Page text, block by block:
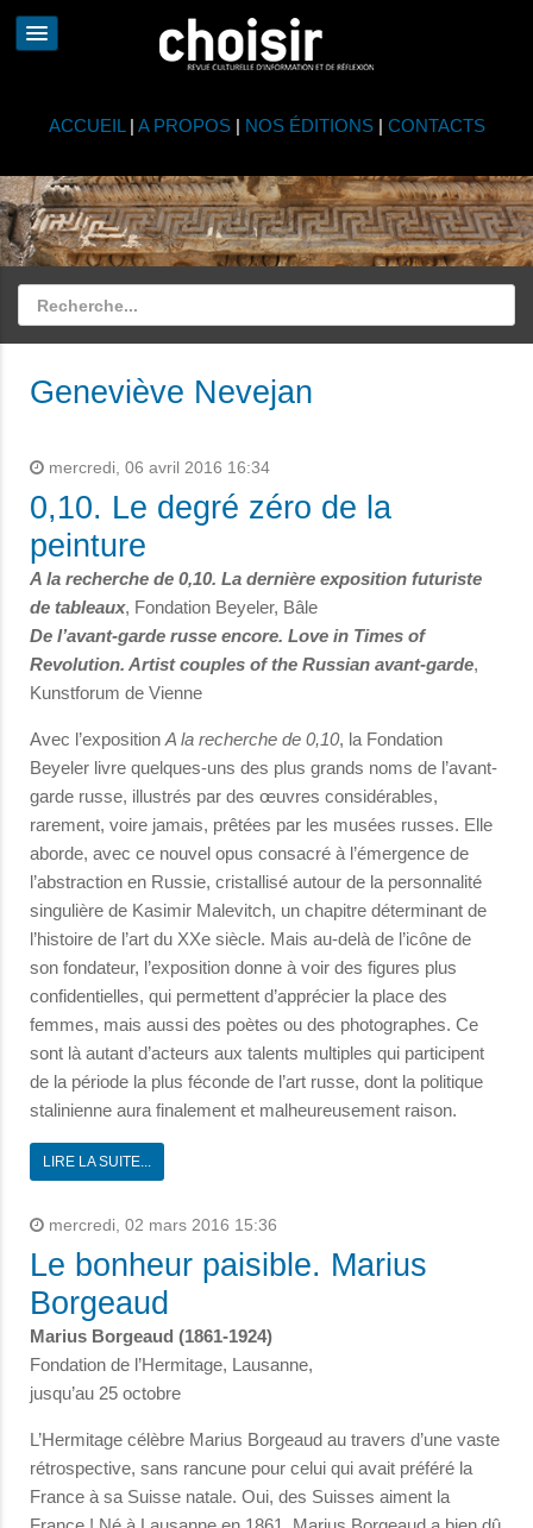
ACCUEIL | A PROPOS| NOS ÉDITIONS| CONTACTS
Geneviève Nevejan
mercredi, 06 avril 2016 16:34
0,10. Le degré zéro de la
peinture
A la recherche de 0,10. La dernière exposition futuriste
de tableaux, Fondation Beyeler, Bâle
De l’avant-garde russe encore. Love in Times of
Revolution. Artist couples of the Russian avant-garde,
Kunstforum de Vienne
Avec l’expositionA la recherche de 0,10, la Fondation
Beyeler livre quelques-uns des plus grands noms de l’avant-
garde russe, illustrés par des œuvres considérables,
rarement, voire jamais, prêtées par les musées russes. Elle
aborde, avec ce nouvel opus consacré à l’émergence de
l’abstraction en Russie, cristallisé autour de la personnalité
singulière de Kasimir Malevitch, un chapitre déterminant de
l’histoire de l’art du XXe siècle. Mais au-delà de l’icône de
son fondateur, l’exposition donne à voir des figures plus
confidentielles, qui permettent d’apprécier la place des
femmes, mais aussi des poètes ou des photographes. Ce
sont là autant d’acteurs aux talents multiples qui participent
de la période la plus féconde de l’art russe, dont la politique
stalinienne aura finalement et malheureusement raison.
LIRE LA SUITE...
mercredi, 02 mars 2016 15:36
Le bonheur paisible. Marius
Borgeaud
Marius Borgeaud (1861-1924)
Fondation de l’Hermitage, Lausanne,
jusqu’au 25 octobre
L’Hermitage célèbre Marius Borgeaud au travers d’une vaste
rétrospective, sans rancune pour celui qui avait préféré la
France à sa Suisse natale. Oui, des Suisses aiment la